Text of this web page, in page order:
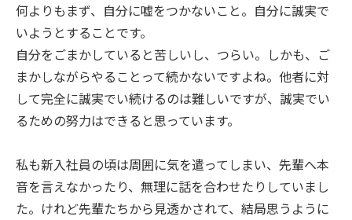
何よりもまず、自分に嘘をつかないこと。自分に誠実で
いようとすることです。
自分をごまかしていると苦しいし、つらい。しかも、ご
まかしながらやることって続かないですよね。他者に対
して完全に誠実でい続けるのは難しいですが、誠実でい
るための努力はできると思っています。
私も新入社員の頃は周囲に気を遣ってしまい、先輩へ本
音を言えなかったり、無理に話を合わせたりしていまし
た。けれど先輩たちから見透かされて、結局思うように